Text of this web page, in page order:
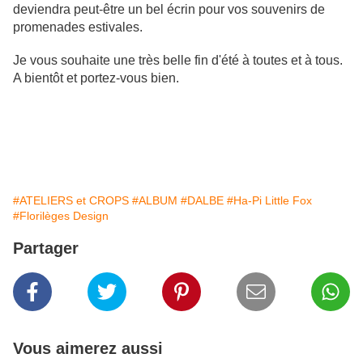
deviendra peut-être un bel écrin pour vos souvenirs de
promenades estivales.
Je vous souhaite une très belle fin d'été à toutes et à tous.
A bientôt et portez-vous bien.
#ATELIERS et CROPS #ALBUM #DALBE #Ha-Pi Little Fox
#Florilèges Design
Partager
Vous aimerez aussi